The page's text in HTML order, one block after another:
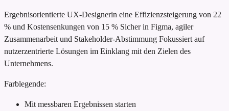
Ergebnisorientierte UX-Designerin eine Effizienzsteigerung von 22
% und Kostensenkungen von 15 % Sicher in Figma, agiler
Zusammenarbeit und Stakeholder-Abstimmung Fokussiert auf
nutzerzentrierte Lösungen im Einklang mit den Zielen des
Unternehmens.
Farblegende:
Mit messbaren Ergebnissen starten